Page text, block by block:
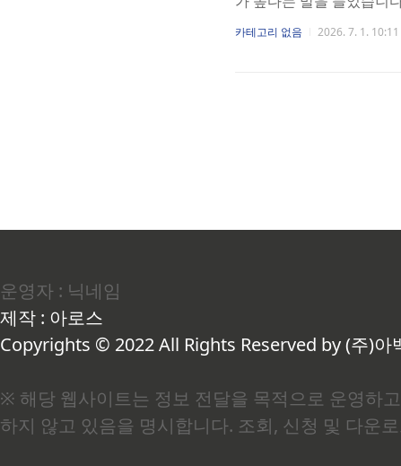
단까지 내려왔습니다. 그
명을 듣고 나서는 생각이
에 염증이나 조직 손상이
카테고리 없음 2026. 7. 1. 10:11
운영자 : 닉네임
제작 : 아로스
Copyrights © 2022 All Rights Reserved by (주)아
※ 해당 웹사이트는 정보 전달을 목적으로 운영하
하지 않고 있음을 명시합니다. 조회, 신청 및 다운